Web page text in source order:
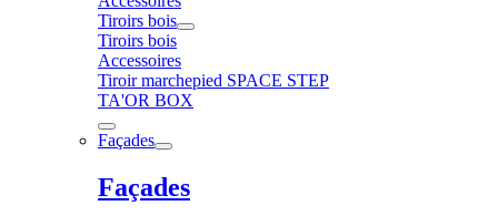
Tiroirs bois
Tiroirs bois
Accessoires
Tiroir marchepied SPACE STEP
TA'OR BOX
Façades
Façades